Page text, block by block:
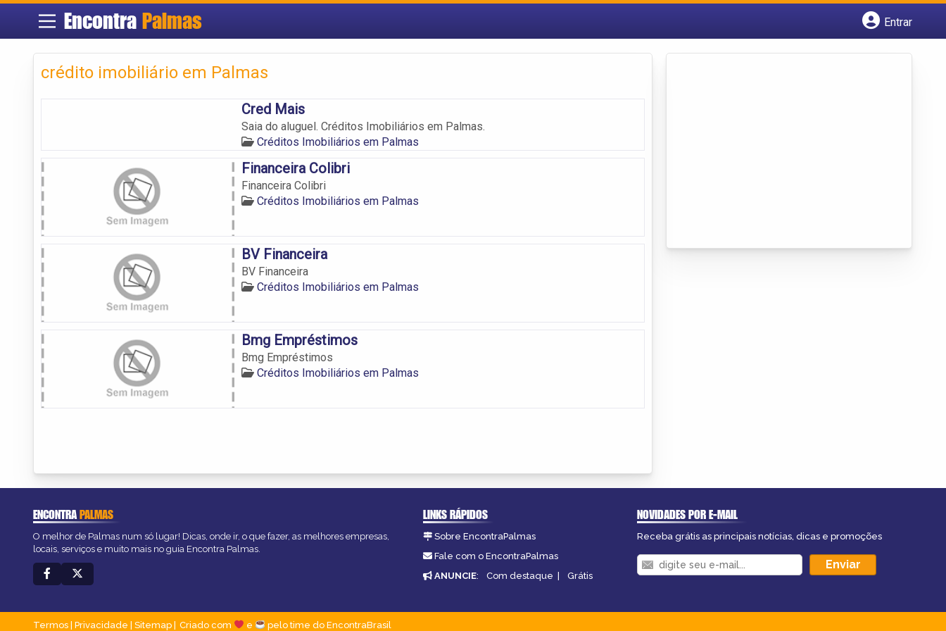
Encontra Palmas
Entrar
crédito imobiliário em Palmas
Cred Mais
Saia do aluguel. Créditos Imobiliários em Palmas.
Créditos Imobiliários em Palmas
Financeira Colibri
Financeira Colibri
Créditos Imobiliários em Palmas
BV Financeira
BV Financeira
Créditos Imobiliários em Palmas
Bmg Empréstimos
Bmg Empréstimos
Créditos Imobiliários em Palmas
ENCONTRAPALMAS
O melhor de Palmas num só lugar! Dicas, onde ir, o que fazer, as melhores empresas,
locais, serviços e muito mais no guia Encontra Palmas.
LINKS RÁPIDOS
Sobre EncontraPalmas
Fale com o EncontraPalmas
ANUNCIE: Com destaque | Grátis
NOVIDADES POR E-MAIL
Receba grátis as principais notícias, dicas e promoções
Termos Privacidade Sitemap Criado com e pelo time do EncontraBrasil